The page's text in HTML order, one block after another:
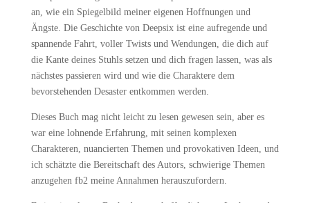
an, wie ein Spiegelbild meiner eigenen Hoffnungen und
Ängste. Die Geschichte von Deepsix ist eine aufregende und
spannende Fahrt, voller Twists und Wendungen, die dich auf
die Kante deines Stuhls setzen und dich fragen lassen, was als
nächstes passieren wird und wie die Charaktere dem
bevorstehenden Desaster entkommen werden.
Dieses Buch mag nicht leicht zu lesen gewesen sein, aber es
war eine lohnende Erfahrung, mit seinen komplexen
Charakteren, nuancierten Themen und provokativen Ideen, und
ich schätzte die Bereitschaft des Autors, schwierige Themen
anzugehen fb2 meine Annahmen herauszufordern.